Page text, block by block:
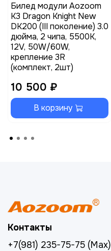
Билед модули Aozoom
K3 Dragon Knight New
DK200 (III поколение) 3.0
дюйма, 2 чипа, 5500K,
12V, 50W/60W,
крепление 3R
(комплект, 2шт)
10 500 ₽
В корзину
Контакты
+7(981) 235-75-75 (Max)